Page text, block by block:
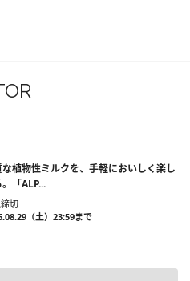
な植物性ミルクを、手軽においしく楽し
「ALP...
切
（土）23:59まで